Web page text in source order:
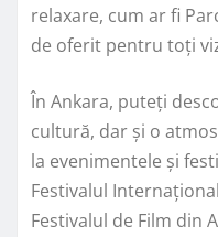
relaxare, cum ar fi
de oferit pentru toți
În Ankara, puteți
cultură, dar și o
la evenimentele și
Festivalul
Festivalul de Film din